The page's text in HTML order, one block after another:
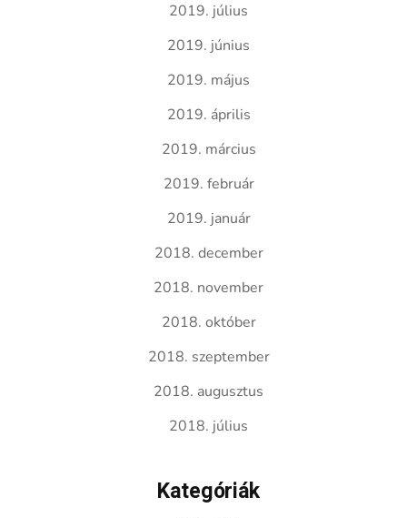
2019. július
2019. június
2019. május
2019. április
2019. március
2019. február
2019. január
2018. december
2018. november
2018. október
2018. szeptember
2018. augusztus
2018. július
Kategóriák